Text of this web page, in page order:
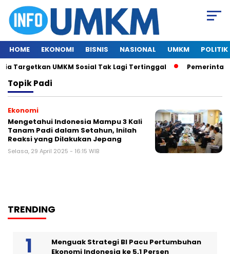
HOME EKONOMI BISNIS NASIONAL UMKM POLITIK
Targetkan UMKM Sosial Tak Lagi Tertinggal Pemerintah
TopikPadi
Ekonomi
Mengetahui Indonesia Mampu 3 Kali
Tanam Padi dalam Setahun, Inilah
Reaksi yang Dilakukan Jepang
Selasa, 29 April 2025 - 16:15 WIB
TRENDING
Menguak Strategi BI Pacu Pertumbuhan
Ekonomi Indonesia ke 5,1 Persen